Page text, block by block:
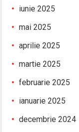
iunie 2025
mai 2025
aprilie 2025
martie 2025
februarie 2025
ianuarie 2025
decembrie 2024